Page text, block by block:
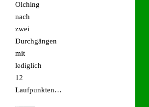
Olching
nach
zwei
Durchgängen
mit
lediglich
12
Laufpunkten…